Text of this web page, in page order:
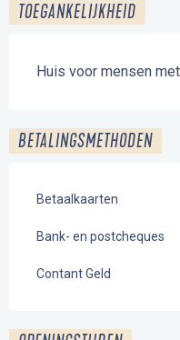
TOEGANKELIJKHEID
Huis voor mensen
BETALINGSMETHODEN
Betaalkaarten
Bank- en postcheques
Contant Geld